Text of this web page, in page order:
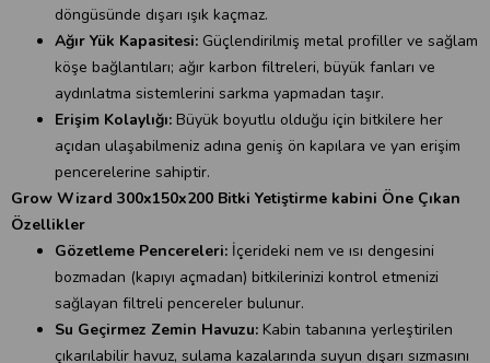
döngüsünde dışarı ışık kaçmaz.
Ağır Yük Kapasitesi: Güçlendirilmiş metal profiller ve sağlam
köşe bağlantıları; ağır karbon filtreleri, büyük fanları ve
aydınlatma sistemlerini sarkma yapmadan taşır.
Erişim Kolaylığı: Büyük boyutlu olduğu için bitkilere her
açıdan ulaşabilmeniz adına geniş ön kapılara ve yan erişim
pencerelerine sahiptir.
Grow Wizard 300x150x200 Bitki Yetiştirme kabini Öne Çıkan
Özellikler
Gözetleme Pencereleri: İçerideki nem ve ısı dengesini
bozmadan (kapıyı açmadan) bitkilerinizi kontrol etmenizi
sağlayan filtreli pencereler bulunur.
Su Geçirmez Zemin Havuzu: Kabin tabanına yerleştirilen
çıkarılabilir havuz, sulama kazalarında suyun dışarı sızmasını